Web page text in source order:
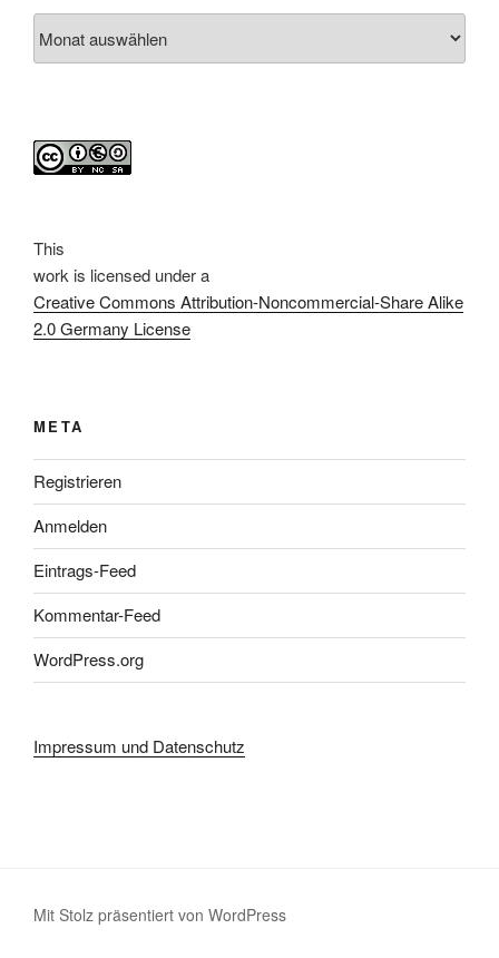
This
work is licensed under a
Creative Commons Attribution-Noncommercial-Share Alike
2.0 Germany License
META
Registrieren
Anmelden
Eintrags-Feed
Kommentar-Feed
WordPress.org
Impressum und Datenschutz
Mit Stolz präsentiert von WordPress